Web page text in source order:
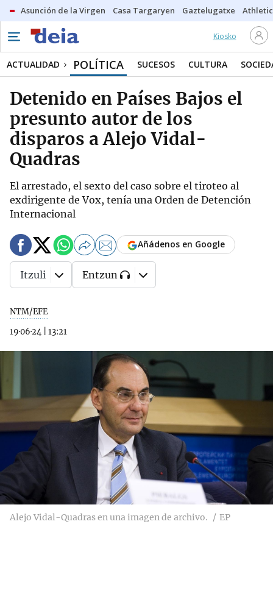
Asunción de la Virgen Casa Targaryen Gaztelugatxe Athletic
Kiosko
ACTUALIDAD POLÍTICA SUCESOS CULTURA
Detenido en Países Bajos el
presunto autor de los
disparos a Alejo Vidal-
Quadras
El arrestado, el sexto del caso sobre el tiroteo al
exdirigente de Vox, tenía una Orden de Detención
Internacional
NTM/EFE
19·06·24
13:21
Añádenos en Google
Itzuli Entzun
Alejo Vidal-Quadras en una imagen de archivo. EP